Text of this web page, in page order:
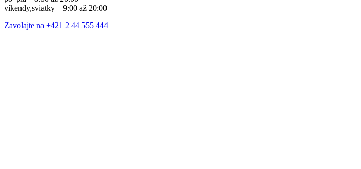
víkendy,sviatky – 9:00 až 20:00
Zavolajte na +421 2 44 555 444